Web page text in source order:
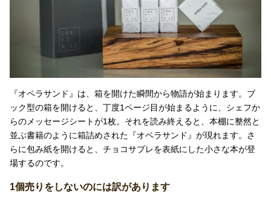
『オペラサンド』は、箱を開けた瞬間から物語が始まります。ブ
ック型の箱を開けると、丁度1ページ目が始まるように、シェフか
らのメッセージシートが1枚。それを読み終えると、本棚に整然と
並ぶ書籍のように箱詰めされた『オペラサンド』が現れます。さ
らに包み紙を開けると、チョコサブレを表紙にした小さな本が登
場するのです。
1個売りをしないのには訳があります